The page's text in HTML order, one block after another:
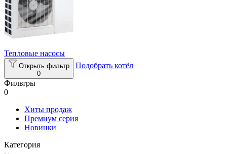
Тепловые насосы
Открыть фильтр
0
Подобрать котёл
Фильтры
0
Хиты продаж
Премиум серия
Новинки
Категория